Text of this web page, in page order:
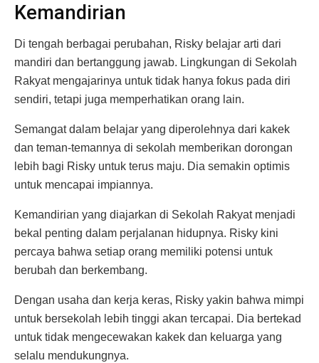
Kemandirian
Di tengah berbagai perubahan, Risky belajar arti dari
mandiri dan bertanggung jawab. Lingkungan di Sekolah
Rakyat mengajarinya untuk tidak hanya fokus pada diri
sendiri, tetapi juga memperhatikan orang lain.
Semangat dalam belajar yang diperolehnya dari kakek
dan teman-temannya di sekolah memberikan dorongan
lebih bagi Risky untuk terus maju. Dia semakin optimis
untuk mencapai impiannya.
Kemandirian yang diajarkan di Sekolah Rakyat menjadi
bekal penting dalam perjalanan hidupnya. Risky kini
percaya bahwa setiap orang memiliki potensi untuk
berubah dan berkembang.
Dengan usaha dan kerja keras, Risky yakin bahwa mimpi
untuk bersekolah lebih tinggi akan tercapai. Dia bertekad
untuk tidak mengecewakan kakek dan keluarga yang
selalu mendukungnya.